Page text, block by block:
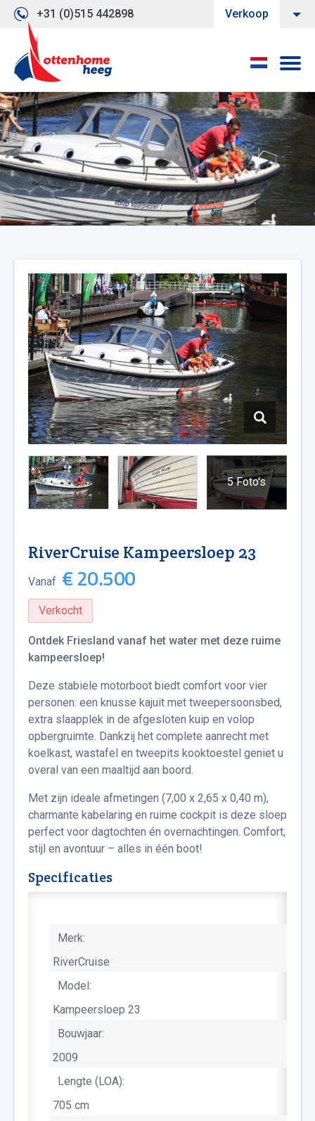
+31 (0)515 442898 Verkoop
5 Foto's
RiverCruise Kampeersloep 23
Vanaf € 20.500
Verkocht
Ontdek Friesland vanaf het water met deze ruime
kampeersloep!
Deze stabiele motorboot biedt comfort voor vier
personen: een knusse kajuit met tweepersoonsbed,
extra slaapplek in de afgesloten kuip en volop
opbergruimte. Dankzij het complete aanrecht met
koelkast, wastafel en tweepits kooktoestel geniet u
overal van een maaltijd aan boord.
Met zijn ideale afmetingen (7,00 x 2,65 x 0,40 m),
charmante kabelaring en ruime cockpit is deze sloep
perfect voor dagtochten én overnachtingen. Comfort,
stijl en avontuur – alles in één boot!
Specificaties
Merk:
RiverCruise
Model:
Kampeersloep 23
Bouwjaar:
2009
Lengte (LOA):
705 cm